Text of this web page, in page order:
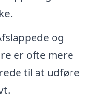
og
er ofte mere
til at udføre